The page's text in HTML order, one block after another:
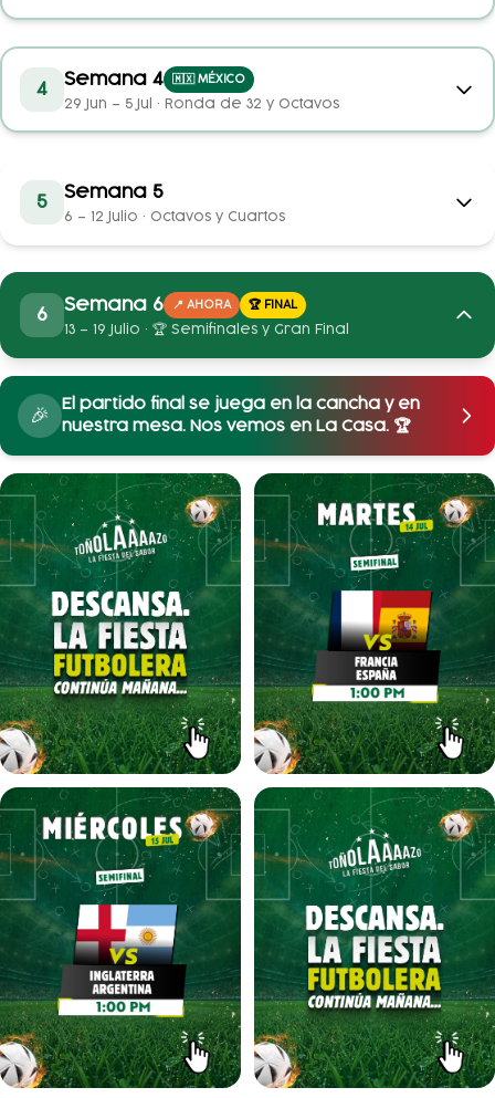
4
Semana 4 🇲🇽 MÉXICO
29 Jun – 5 Jul · Ronda de 32 y Octavos
5
Semana 5
6 – 12 Julio · Octavos y Cuartos
6
Semana 6 📍 AHORA 🏆 FINAL
13 – 19 Julio · 🏆 Semifinales y Gran Final
🎉
El partido final se juega en la cancha y en
nuestra mesa. Nos vemos en La Casa. 🏆